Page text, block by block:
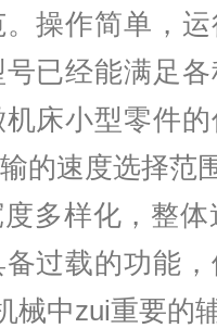
操作简单，
已经能满足
床小型零件
的速度选择范
多样化，整
过载的功能
械中zui重要的